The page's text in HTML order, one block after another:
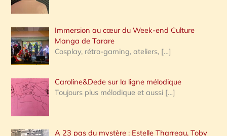
:
Immersion au cœur du Week-end Culture
Manga de Tarare
Cosplay, rétro-gaming, ateliers, […]
Caroline&Dede sur la ligne mélodique
Toujours plus mélodique et aussi […]
A 23 pas du mystère : Estelle Tharreau, Toby